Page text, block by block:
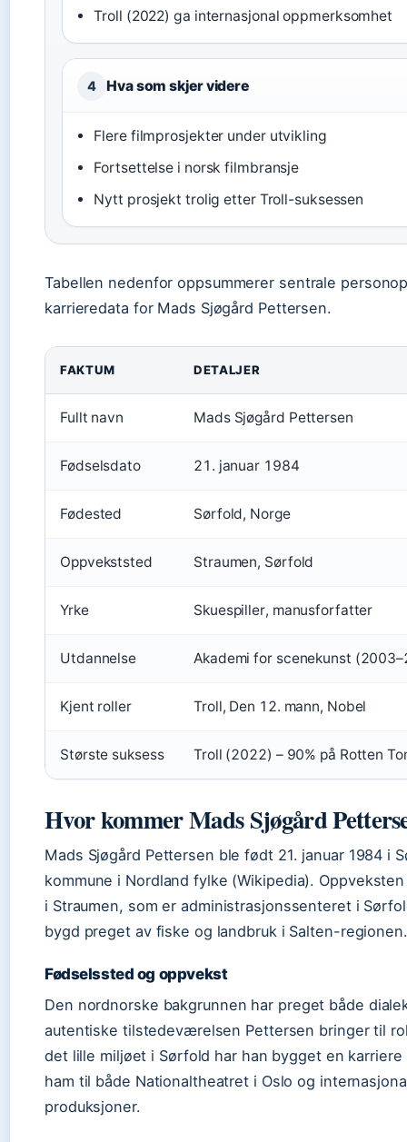
Troll (2022) ga internasjonal oppmerksomhet
4 Hva som skjer videre
Flere filmprosjekter under utvikling
Fortsettelse i norsk filmbransje
Nytt prosjekt trolig etter Troll-suksessen
Tabellen nedenfor oppsummerer sentrale
karrieredata for Mads Sjøgård Pettersen.
FAKTUM DETALJER
Fullt navn Mads Sjøgård Pettersen
Fødselsdato 21. januar 1984
Fødested Sørfold, Norge
Oppvekststed Straumen, Sørfold
Yrke Skuespiller, manusforfatter
Utdannelse Akademi for scenekunst
Kjent roller Troll, Den 12. mann, Nobel
Største suksess Troll (2022) – 90% på Rotten
Hvor kommer Mads Sjøgård
Mads Sjøgård Pettersen ble født 21. januar 1984 i
kommune i Nordland fylke (Wikipedia).
i Straumen, som er administrasjonssenteret i
bygd preget av fiske og landbruk i Salten-regionen.
Fødselssted og oppvekst
Den nordnorske bakgrunnen har preget både
autentiske tilstedeværelsen Pettersen bringer til
det lille miljøet i Sørfold har han bygget en karriere
ham til både Nationaltheatret i Oslo og
produksjoner.